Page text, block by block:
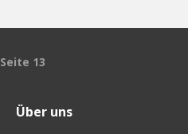
Seite 13
Über uns